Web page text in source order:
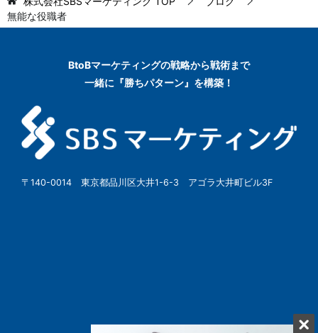
無能な役職者
BtoBマーケティングの戦略から戦術まで
一緒に『勝ちパターン』を構築！
〒140-0014 東京都品川区大井1-6-3 アゴラ大井町ビル3F